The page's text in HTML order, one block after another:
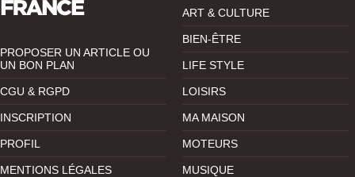
PROPOSER UN ARTICLE OU
UN BON PLAN
CGU & RGPD
INSCRIPTION
PROFIL
MENTIONS LÉGALES
ART & CULTURE
BIEN-ÊTRE
LIFE STYLE
LOISIRS
MA MAISON
MOTEURS
MUSIQUE